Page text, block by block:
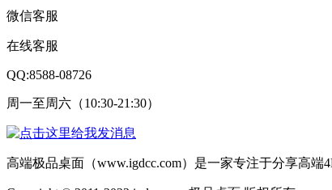
微信客服
在线客服
QQ:8588-08726
周一至周六（10:30-21:30）
高端极品桌面（www.igdcc.com）是一家专注于分享高